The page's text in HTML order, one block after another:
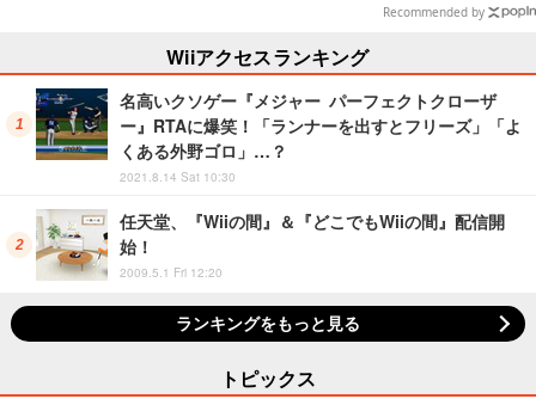
Recommended by
Wiiアクセスランキング
名高いクソゲー『メジャー パーフェクトクローザ
ー』RTAに爆笑！「ランナーを出すとフリーズ」「よ
くある外野ゴロ」…？
2021.8.14 Sat 10:30
任天堂、『Wiiの間』＆『どこでもWiiの間』配信開
始！
2009.5.1 Fri 12:20
ランキングをもっと見る
トピックス